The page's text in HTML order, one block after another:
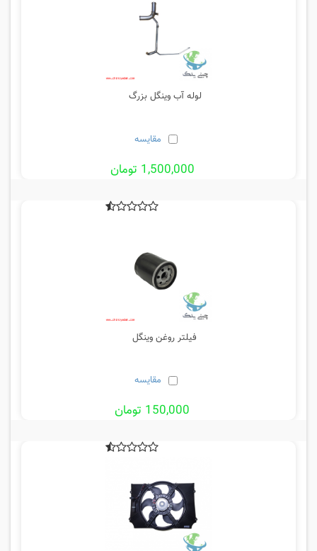
لوله آب وینگل بزرگ
مقایسه
1,500,000 تومان
فیلتر روغن وینگل
مقایسه
150,000 تومان